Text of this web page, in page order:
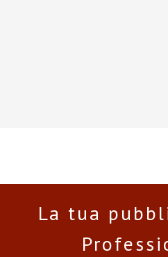
La tua